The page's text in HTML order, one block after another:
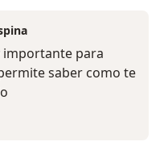
importante para
saber como te